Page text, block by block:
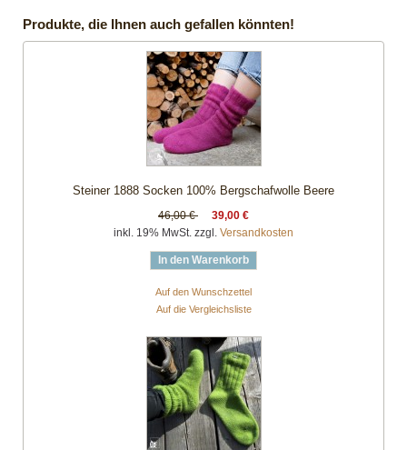
Produkte, die Ihnen auch gefallen könnten!
Steiner 1888 Socken 100% Bergschafwolle Beere
46,00 €
39,00 €
inkl. 19% MwSt. zzgl. Versandkosten
In den Warenkorb
Auf den Wunschzettel
Auf die Vergleichsliste